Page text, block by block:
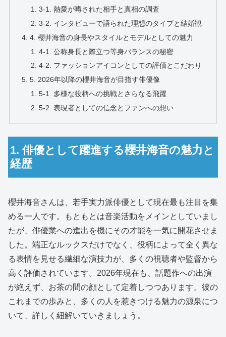
3-1. 熱愛が噂された相手と真相の調査
3-2. インタビューで語られた理想のタイプと結婚観
4. 櫻井海音の身長やスタイルとモデルとしての魅力
4-1. 公称身長と際立つ等身バランスの秘密
4-2. ファッションアイコンとしての評価とこだわり
5. 2026年以降の櫻井海音が目指す俳優像
5-1. 多様な役柄への挑戦とさらなる飛躍
5-2. 表現者としての信念とファンへの想い
1. 俳優として躍進する櫻井海音の魅力と
経歴
櫻井海音さんは、若手実力派俳優として現在最も注目を集
める一人です。もともとは音楽活動をメインとしていまし
たが、俳優業への進出を機にその才能を一気に開花させま
した。端正なルックスだけでなく、役柄によって全く異な
る表情を見せる繊細な演技力が、多くの視聴者や監督から
高く評価されています。2026年現在も、話題作への出演
が絶えず、お茶の間の顔として定着しつつあります。彼の
これまでの歩みと、多くの人を惹きつける魅力の源泉につ
いて、詳しく紐解いていきましょう。